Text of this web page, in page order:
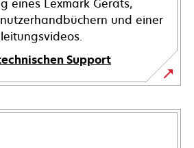
eines Lexmark Geräts,
und einer
Support